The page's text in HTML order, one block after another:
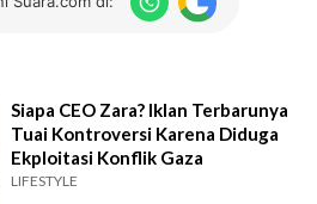
Siapa CEO Zara? Iklan Terbarunya
Tuai Kontroversi Karena Diduga
Ekploitasi Konflik Gaza
LIFESTYLE